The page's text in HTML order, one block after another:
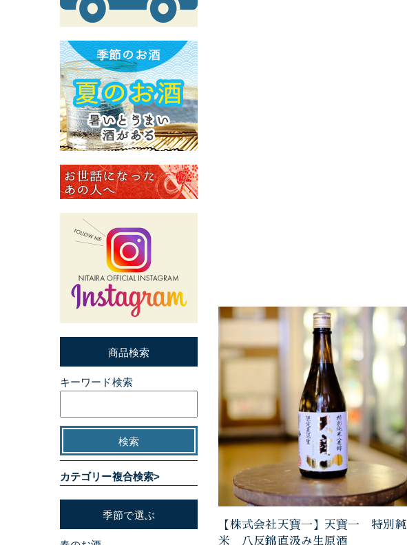
【株式会社天寶一】天寶一 特別純
米 八反錦直汲み生原酒
商品検索
キーワード検索
カテゴリー複合検索>
季節で選ぶ